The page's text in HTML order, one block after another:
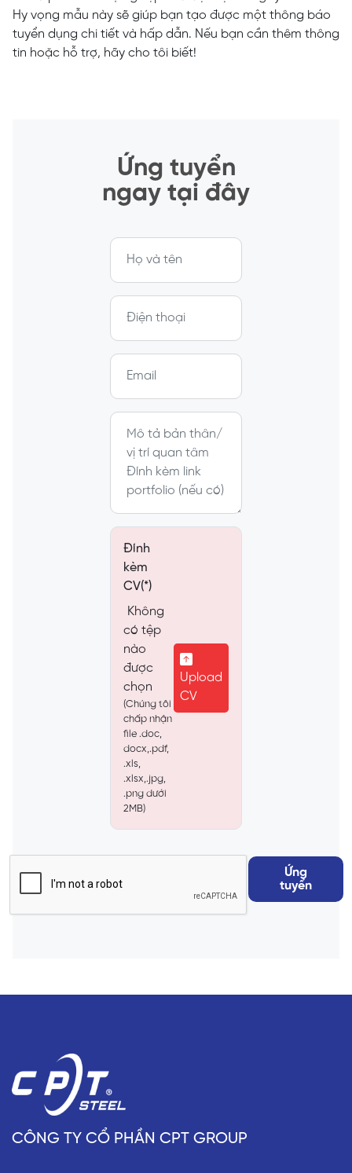
Hy vọng mẫu này sẽ giúp bạn tạo được một thông báo
tuyển dụng chi tiết và hấp dẫn. Nếu bạn cần thêm thông
tin hoặc hỗ trợ, hãy cho tôi biết!
Ứng tuyển
ngay tại đây
Đính
kèm
CV(*)
Không
có tệp
nào
được
chọn
(Chúng tôi
chấp nhận
file .doc,
docx,.pdf,
.xls,
.xlsx,.jpg,
.png dưới
2MB)
Upload
CV
Ứng
tuyển
CÔNG TY CỔ PHẦN CPT GROUP